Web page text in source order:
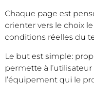
Chaque page est
orienter vers le choix
conditions réelles du
Le but est simple:
permette à
l’équipement qui le